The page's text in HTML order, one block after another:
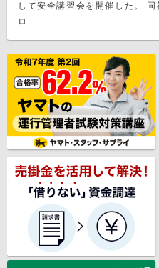
して安全講習会を開催した。
ロ…